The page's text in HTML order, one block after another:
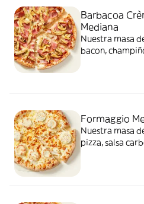
Barbacoa
Mediana
Nuestra masa
bacon,
Formaggio
Nuestra masa
pizza, salsa
cheddar,